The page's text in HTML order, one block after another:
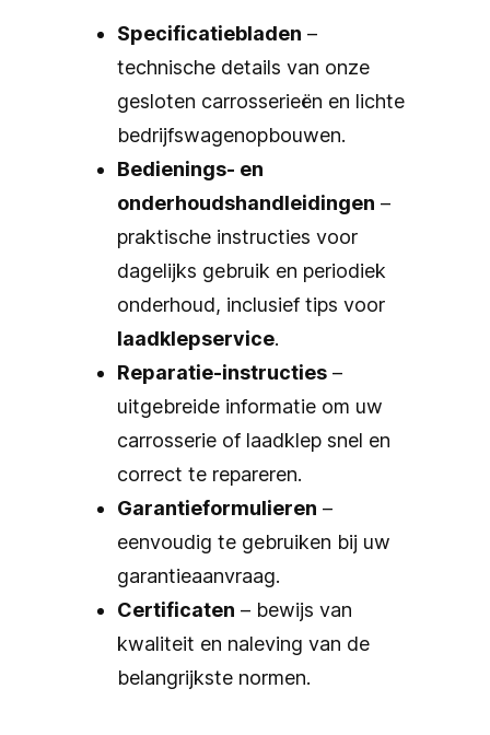
Specificatiebladen –
technische details van onze
gesloten carrosserieën en lichte
bedrijfswagenopbouwen.
Bedienings- en
onderhoudshandleidingen –
praktische instructies voor
dagelijks gebruik en periodiek
onderhoud, inclusief tips voor
laadklepservice.
Reparatie-instructies –
uitgebreide informatie om uw
carrosserie of laadklep snel en
correct te repareren.
Garantieformulieren –
eenvoudig te gebruiken bij uw
garantieaanvraag.
Certificaten – bewijs van
kwaliteit en naleving van de
belangrijkste normen.